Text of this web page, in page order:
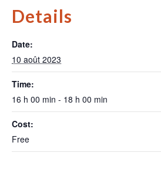
Details
Date:
10 août 2023
Time:
16 h 00 min - 18 h 00 min
Cost:
Free